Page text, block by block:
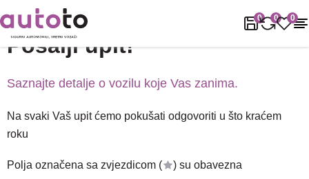
0 0 0
Naslovnica Podrška
Pošalji upit!
Saznajte detalje o vozilu koje Vas zanima.
Na svaki Vaš upit ćemo pokušati odgovoriti u što kraćem
roku
Polja označena sa zvjezdicom ( ) su obavezna